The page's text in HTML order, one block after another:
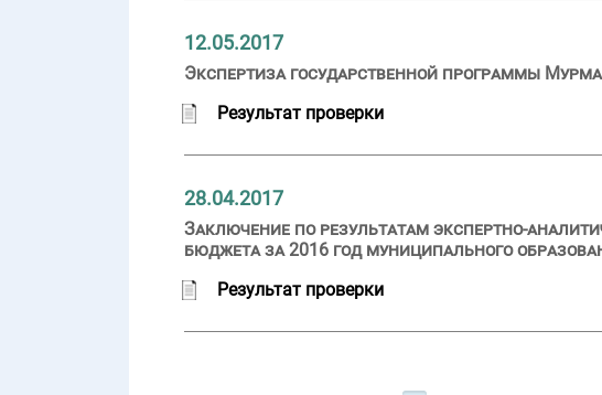
12.05.2017
Экспертиза государственной программы
Результат проверки
28.04.2017
Заключение по результатам экспертно-
бюджета за 2016 год муниципального
Результат проверки